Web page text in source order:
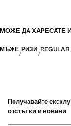
МОЖЕ ДА ХАРЕСАТЕ И
МЪЖЕ РИЗИ REGULAR
Получавайте
отстъпки и новини